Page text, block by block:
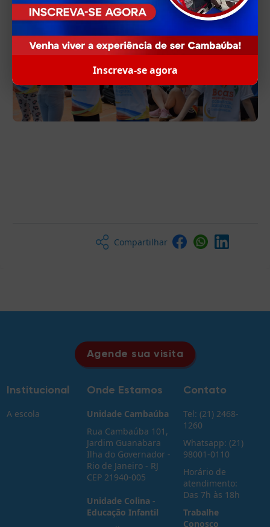
Compartilhar
Institucional
A escola
Onde Estamos
Unidade Cambaúba
Rua Cambaúba 101,
Jardim Guanabara
Ilha do Governador -
Rio de Janeiro - RJ
CEP 21940-005
Unidade Colina -
Educação Infantil
Contato
Tel: (21) 2468-
1260
Whatsapp: (21)
98001-0110
Horário de
atendimento:
Das 7h às 18h
Trabalhe
Conosco
Agende sua visita
Inscreva-se agora